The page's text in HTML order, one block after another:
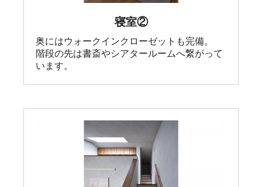
寝室②
奥にはウォークインクローゼットも完備。
階段の先は書斎やシアタールームへ繋がって
います。